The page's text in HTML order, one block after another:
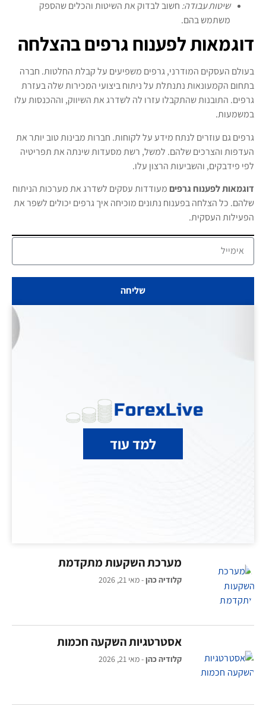
שליחה
למד עוד
מערכת השקעות מתקדמת
קלודיה כהן מאי 21, 2026
אסטרטגיות השקעה חכמות
קלודיה כהן מאי 21, 2026
שיטות עבודה: חשוב לבדוק את השיטות והכלים שהספק
משתמש בהם.
דוגמאות לפענוח גרפים בהצלחה
בעולם העסקים המודרני, גרפים משפיעים על קבלת החלטות. חברה
בתחום הקמעונאות נתנתלת על ניתוח ביצועי המכירות שלה בעזרת
גרפים. התובנות שהתקבלו עזרו לה לשדרג את השיווק, וההכנסות עלו
במשמעות.
גרפים גם עוזרים לנתח מידע על לקוחות. חברות מבינות טוב יותר את
העדפות והצרכים שלהם. למשל, רשת מסעדות שינתה את תפריטיה
לפי פידבקים, והשביעות הרצון עלו.
דוגמאות לפענוח גרפיםמעודדות עסקים לשדרג את מערכות הניתוח
שלהם. כל הצלחה בפענוח נתונים מוכיחה איך גרפים יכולים לשפר את
הפעילות העסקית.